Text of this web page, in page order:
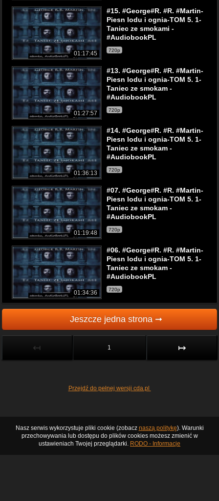
01:17:45
#15. #George#R. #R. #Martin-
Piesn lodu i ognia-TOM 5. 1-
Taniec ze smokami -
#AudiobookPL
720p
01:27:57
#13. #George#R. #R. #Martin-
Piesn lodu i ognia-TOM 5. 1-
Taniec ze smokam -
#AudiobookPL
720p
01:36:13
#14. #George#R. #R. #Martin-
Piesn lodu i ognia-TOM 5. 1-
Taniec ze smokam -
#AudiobookPL
720p
01:19:48
#07. #George#R. #R. #Martin-
Piesn lodu i ognia-TOM 5. 1-
Taniec ze smokam -
#AudiobookPL
720p
01:34:36
#06. #George#R. #R. #Martin-
Piesn lodu i ognia-TOM 5. 1-
Taniec ze smokam -
#AudiobookPL
720p
Jeszcze jedna strona ➞
↤ 1 ↦
Przejdź do pełnej wersji cda.pl
Nasz serwis wykorzystuje pliki cookie (zobacz naszą politykę). Warunki
przechowywania lub dostępu do plików cookies możesz zmienić w
ustawieniach Twojej przeglądarki. RODO - Informacje